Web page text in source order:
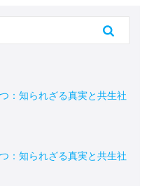
：知られざる真実と共生社
：知られざる真実と共生社